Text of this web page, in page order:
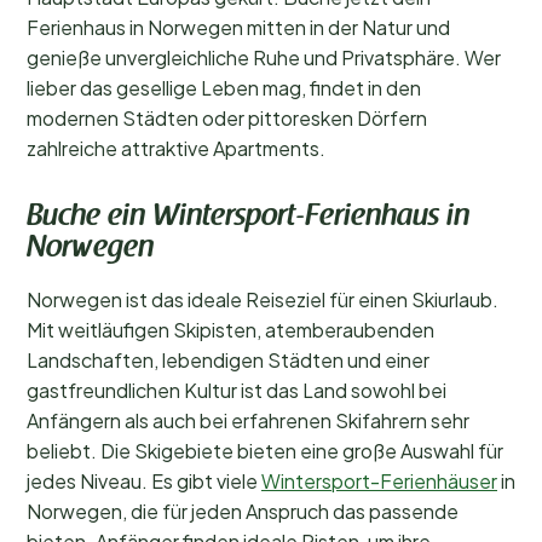
Ferienhaus in Norwegen mitten in der Natur und
genieße unvergleichliche Ruhe und Privatsphäre. Wer
lieber das gesellige Leben mag, findet in den
modernen Städten oder pittoresken Dörfern
zahlreiche attraktive Apartments.
Buche ein Wintersport-Ferienhaus in
Norwegen
Norwegen ist das ideale Reiseziel für einen Skiurlaub.
Mit weitläufigen Skipisten, atemberaubenden
Landschaften, lebendigen Städten und einer
gastfreundlichen Kultur ist das Land sowohl bei
Anfängern als auch bei erfahrenen Skifahrern sehr
beliebt. Die Skigebiete bieten eine große Auswahl für
jedes Niveau. Es gibt vieleWintersport-Ferienhäuserin
Norwegen, die für jeden Anspruch das passende